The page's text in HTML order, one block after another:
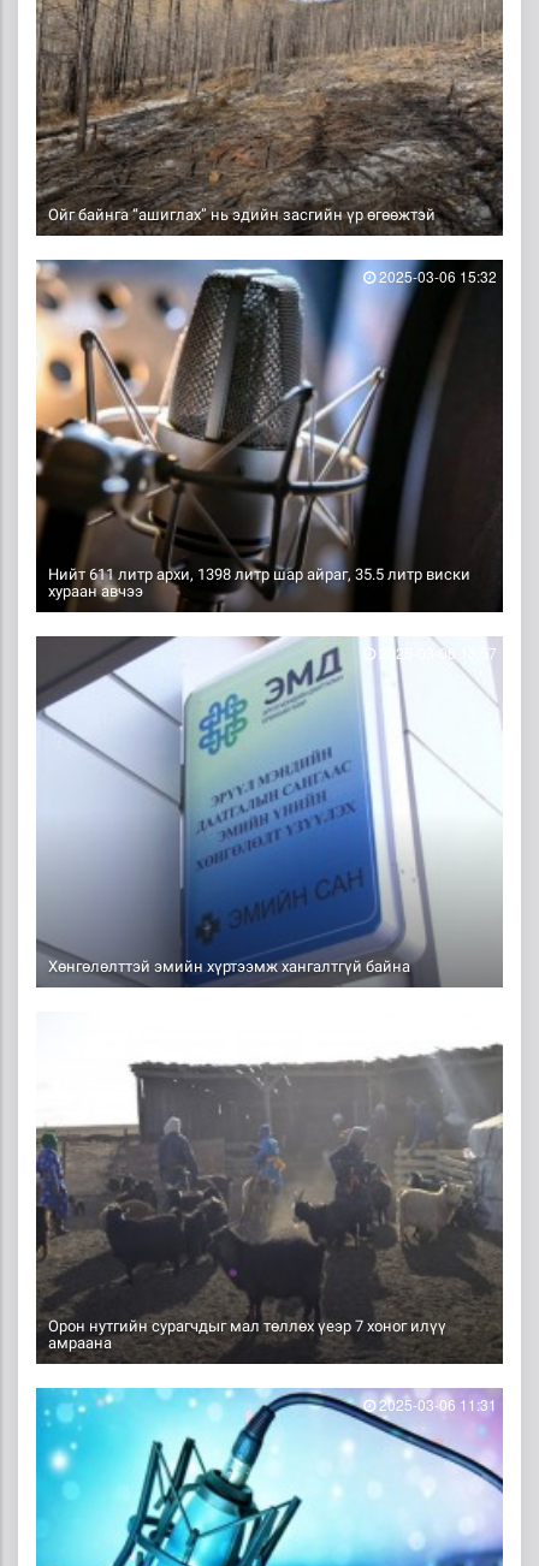
Ойг байнга “ашиглах” нь эдийн засгийн үр өгөөжтэй
Нийт 611 литр архи, 1398 литр шар айраг, 35.5 литр виски
хураан авчээ
2025-03-06 15:32
Хөнгөлөлттэй эмийн хүртээмж хангалтгүй байна
2025-03-06 13:57
Орон нутгийн сурагчдыг мал төллөх үеэр 7 хоног илүү
амраана
2025-03-06 11:31